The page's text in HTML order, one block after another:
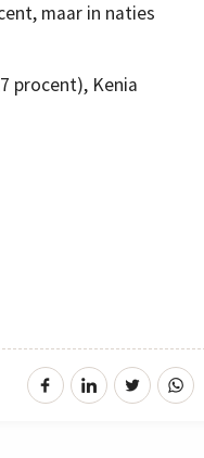
maar in naties
procent), Kenia